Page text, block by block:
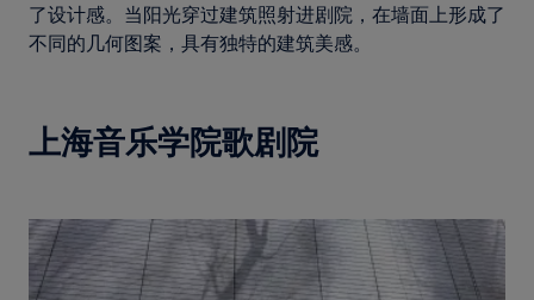
了设计感。当阳光穿过建筑照射进剧院，在墙面上形成了
不同的几何图案，具有独特的建筑美感。
上海音乐学院歌剧院